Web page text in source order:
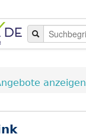
anzeigen